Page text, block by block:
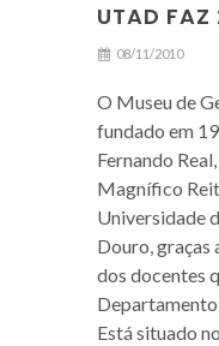
UTAD
08/11/2010
O Museu de
fundado em
Fernando
Magnífico
Universidade
Douro, graças
dos docentes
Departamento
Está situado